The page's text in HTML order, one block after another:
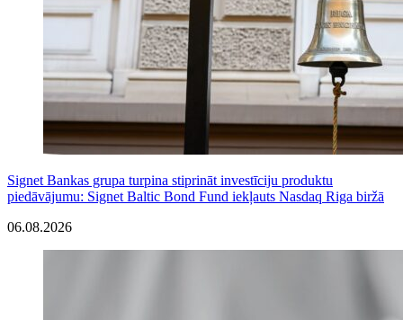
Signet Bankas grupa turpina stiprināt investīciju produktu
piedāvājumu: Signet Baltic Bond Fund iekļauts Nasdaq Riga biržā
06.08.2026